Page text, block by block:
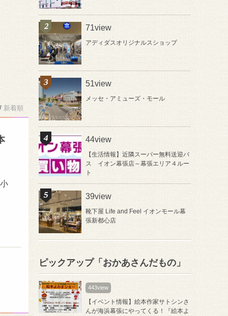
新着順
71view
アディダスオリジナルスショップ
51view
メッセ・アミューズ・モール
44view
【生活情報】近隣スーパー無料送迎バ
ス イオン幕張店～幕張エリア４ルー
ト
39view
靴下屋 Life and Feel イオンモール幕
張新都心店
ピックアップ「おかあさんだもの」
443view
【イベント情報】絵本作家サトシンさ
んが海浜幕張にやってくる！『絵本よ